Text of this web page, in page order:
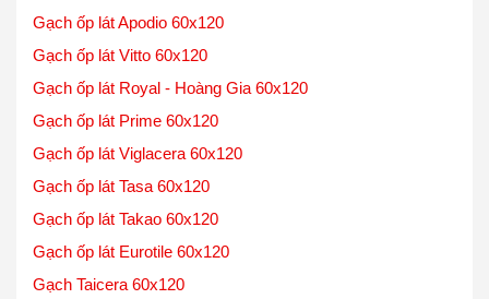
Gạch ốp lát Apodio 60x120
Gạch ốp lát Vitto 60x120
Gạch ốp lát Royal - Hoàng Gia 60x120
Gạch ốp lát Prime 60x120
Gạch ốp lát Viglacera 60x120
Gạch ốp lát Tasa 60x120
Gạch ốp lát Takao 60x120
Gạch ốp lát Eurotile 60x120
Gạch Taicera 60x120